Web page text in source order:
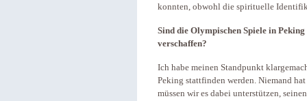
konnten, obwohl die spirituelle
Sind die Olympischen Spiele in
verschaffen?
Ich habe meinen Standpunkt
Peking stattfinden werden. Niemand
müssen wir es dabei unterstützen,